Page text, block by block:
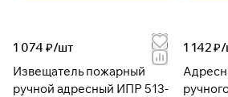
1 074 ₽/шт
Извещатель пожарный
ручной адресный ИПР 513-
1 142 ₽/